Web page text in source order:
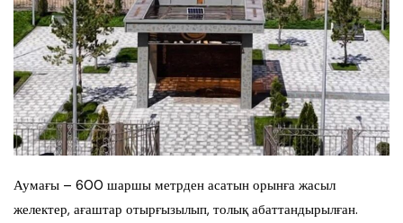
Аумағы – 600 шаршы метрден асатын орынға жасыл
желектер, ағаштар отырғызылып, толық абаттандырылған.